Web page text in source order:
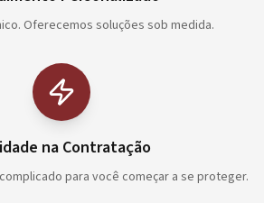
Oferecemos soluções sob medida.
na Contratação
para você começar a se proteger.